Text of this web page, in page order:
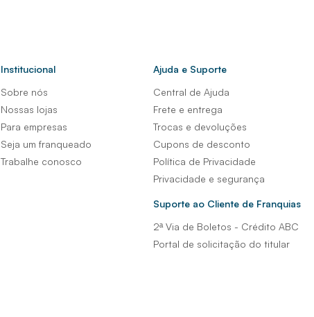
Institucional
Sobre nós
Nossas lojas
Para empresas
Seja um franqueado
Trabalhe conosco
Ajuda e Suporte
Central de Ajuda
Frete e entrega
Trocas e devoluções
Cupons de desconto
Política de Privacidade
Privacidade e segurança
Suporte ao Cliente de Franquias
2ª Via de Boletos - Crédito ABC
Portal de solicitação do titular